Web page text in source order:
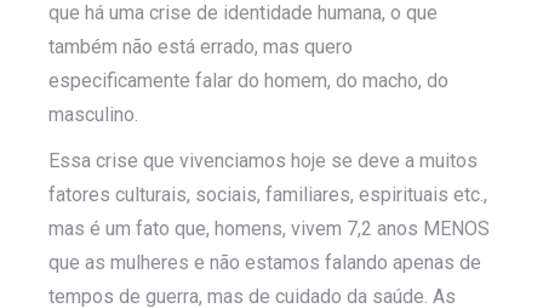
que há uma crise de identidade humana, o que
também não está errado, mas quero
especificamente falar do homem, do macho, do
masculino.
Essa crise que vivenciamos hoje se deve a muitos
fatores culturais, sociais, familiares, espirituais etc.,
mas é um fato que, homens, vivem 7,2 anos MENOS
que as mulheres e não estamos falando apenas de
tempos de guerra, mas de cuidado da saúde. As